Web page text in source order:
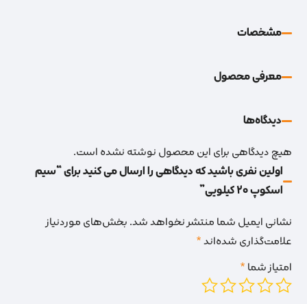
مشخصات
معرفی محصول
دیدگاه‌‌ها
هیچ دیدگاهی برای این محصول نوشته نشده است.
اولین نفری باشید که دیدگاهی را ارسال می کنید برای “سیم
اسکوپ 20 کیلویی”
نشانی ایمیل شما منتشر نخواهد شد.بخش‌های موردنیاز
علامت‌گذاری شده‌اند*
امتیاز شما*